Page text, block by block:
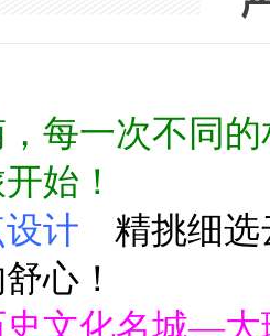
每一次不同
始！
计 精挑细选
心！
史文化名城—